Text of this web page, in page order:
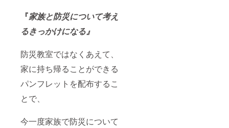
『家族と防災について考え
るきっかけになる』
防災教室ではなくあえて、
家に持ち帰ることができる
パンフレットを配布するこ
とで、
今一度家族で防災について